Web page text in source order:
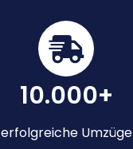
10.000+
erfolgreiche Umzüge